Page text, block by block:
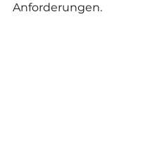
Anforderungen.